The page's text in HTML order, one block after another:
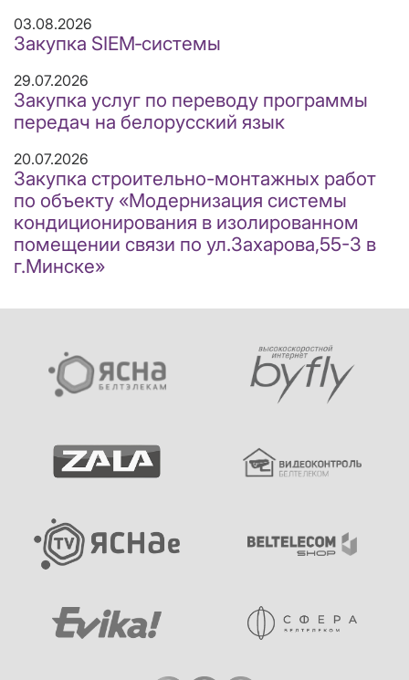
03.08.2026
Закупка SIEM‑системы
29.07.2026
Закупка услуг по переводу программы
передач на белорусский язык
20.07.2026
Закупка строительно-монтажных работ
по объекту «Модернизация системы
кондиционирования в изолированном
помещении связи по ул.Захарова,55-3 в
г.Минске»